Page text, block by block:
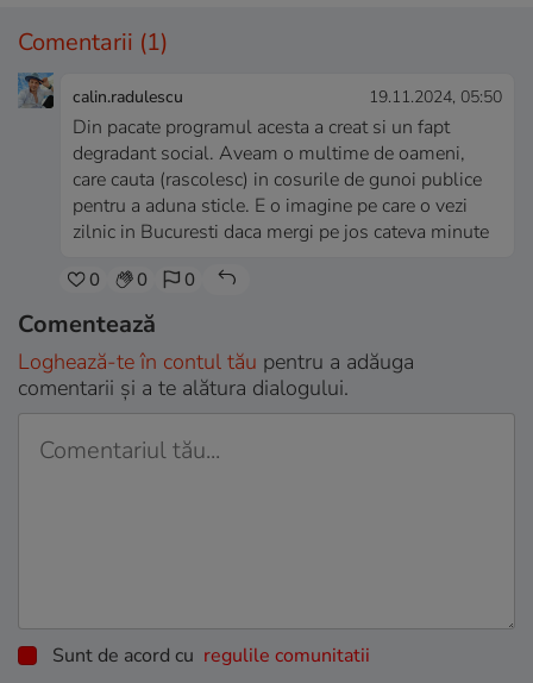
Comentarii (1)
calin.radulescu 19.11.2024, 05:50
Din pacate programul acesta a creat si un fapt
degradant social. Aveam o multime de oameni,
care cauta (rascolesc) in cosurile de gunoi publice
pentru a aduna sticle. E o imagine pe care o vezi
zilnic in Bucuresti daca mergi pe jos cateva minute
0 0 0
Comentează
Loghează-te în contul tău pentru a adăuga
comentarii și a te alătura dialogului.
Sunt de acord cu regulile comunitatii